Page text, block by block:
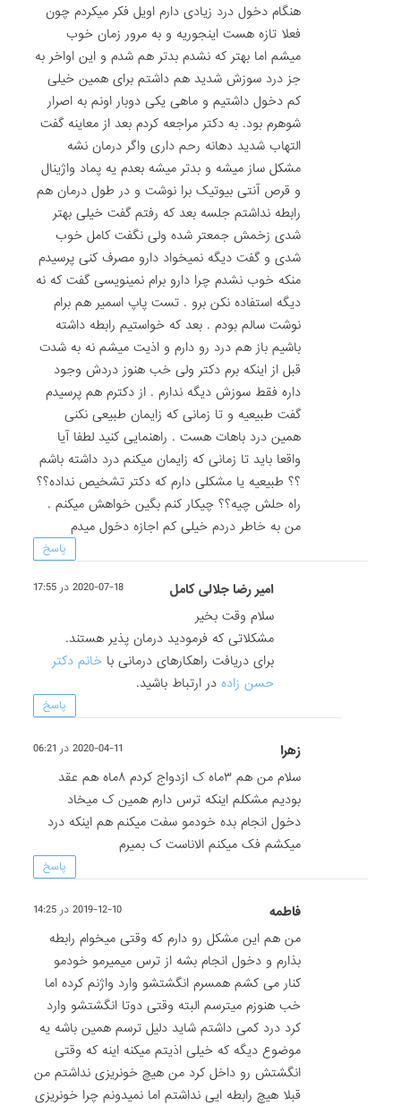
هنگام دخول درد زیادی دارم اویل فکر میکردم چون
فعلا تازه هست اینجوریه و به مرور زمان خوب
میشم اما بهتر که نشدم بدتر هم شدم و این اواخر به
جز درد سوزش شدید هم داشتم برای همین خیلی
کم دخول داشتیم و ماهی یکی دوبار اونم به اصرار
شوهرم بود. به دکتر مراجعه کردم بعد از معاینه گفت
التهاب شدید دهانه رحم داری واگر درمان نشه
مشکل ساز میشه و بدتر میشه بعدم یه پماد واژینال
و قرص آنتی بیوتیک برا نوشت و در طول درمان هم
رابطه نداشتم جلسه بعد که رفتم گفت خیلی بهتر
شدی زخمش جمعتر شده ولی نگفت کامل خوب
شدی و گفت دیگه نمیخواد دارو مصرف کنی پرسیدم
منکه خوب نشدم چرا دارو برام نمینویسی گفت که نه
دیگه استفاده نکن برو . تست پاپ اسمیر هم برام
نوشت سالم بودم . بعد که خواستیم رابطه داشته
باشیم باز هم درد رو دارم و اذیت میشم نه به شدت
قبل از اینکه برم دکتر ولی خب هنوز دردش وجود
داره فقط سوزش دیگه ندارم . از دکترم هم پرسیدم
گفت طبیعیه و تا زمانی که زایمان طبیعی نکنی
همین درد باهات هست . راهنمایی کنید لطفا آیا
واقعا باید تا زمانی که زایمان میکنم درد داشته باشم
؟؟ طبیعیه یا مشکلی دارم که دکتر تشخیص نداده؟؟
راه حلش چیه؟؟ چیکار کنم بگین خواهش میکنم .
من به خاطر دردم خیلی کم اجازه دخول میدم
پاسخ
امیر رضا جلالی کامل 2020-07-18 در 17:55
سلام وقت بخیر
مشکلاتی که فرمودید درمان پذیر هستند.
برای دریافت راهکارهای درمانی با خانم دکتر
حسن زاده در ارتباط باشید.
پاسخ
زهرا 2020-04-11 در 06:21
سلام من هم ۳ماه ک ازدواج کردم ۸ماه هم عقد
بودیم مشکلم اینکه ترس دارم همین ک میخاد
دخول انجام بده خودمو سفت میکنم هم اینکه درد
میکشم فک میکنم الاناست ک بمیرم
پاسخ
فاطمه 2019-12-10 در 14:25
من هم این مشکل رو دارم که وقتی میخوام رابطه
بذارم و دخول انجام بشه از ترس میمیرمو خودمو
کنار می کشم همسرم انگشتشو وارد واژنم کرده اما
خب هنوزم میترسم البته وقتی دوتا انگشتشو وارد
کرد درد کمی داشتم شاید دلیل ترسم همین باشه یه
موضوع دیگه که خیلی اذیتم میکنه اینه که وقتی
انگشتش رو داخل کرد من هیچ خونریزی نداشتم من
قبلا هیچ رابطه ایی نداشتم اما نمیدونم چرا خونریزی